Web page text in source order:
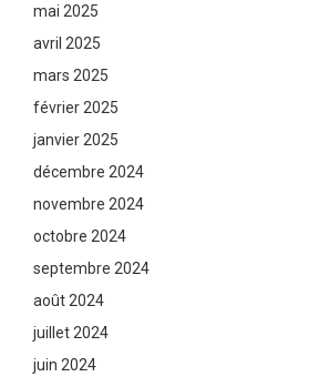
mai 2025
avril 2025
mars 2025
février 2025
janvier 2025
décembre 2024
novembre 2024
octobre 2024
septembre 2024
août 2024
juillet 2024
juin 2024